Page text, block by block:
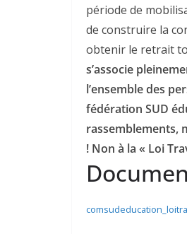
période de
de construire la
obtenir le retrait
s’associe
l’ensemble des
fédération SUD
rassemblements,
! Non à la « Loi